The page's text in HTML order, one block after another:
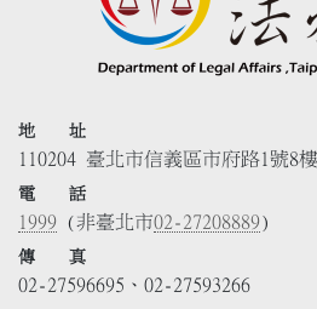
地 址
110204 臺北市信義區市府路1號8
電 話
1999 (非臺北市02-27208889)
傳 真
02-27596695、02-27593266